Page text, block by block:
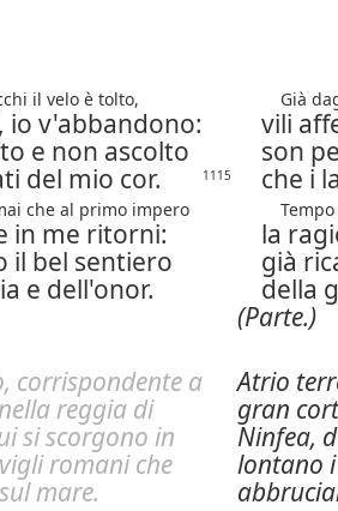
il velo è tolto, Già
io v'abbandono:
vili
e non ascolto
son
del mio cor.
1115 che i
che al primo impero Tempo
in me ritorni:
la
il bel sentiero
già
e dell'onor.
della
(Parte.)
corrispondente a
reggia di
si scorgono in
romani che
mare.
Atrio
gran
Ninfea,
lontano